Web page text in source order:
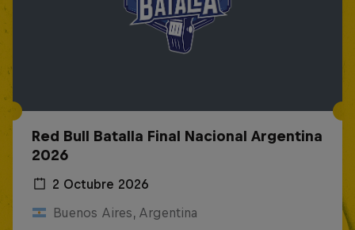
Red Bull Batalla Final Nacional Argentina
2026
2 Octubre 2026
Buenos Aires, Argentina